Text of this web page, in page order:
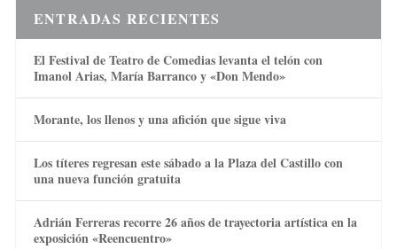
ENTRADAS RECIENTES
El Festival de Teatro de Comedias levanta el telón con
Imanol Arias, María Barranco y «Don Mendo»
Morante, los llenos y una afición que sigue viva
Los títeres regresan este sábado a la Plaza del Castillo con
una nueva función gratuita
Adrián Ferreras recorre 26 años de trayectoria artística en la
exposición «Reencuentro»